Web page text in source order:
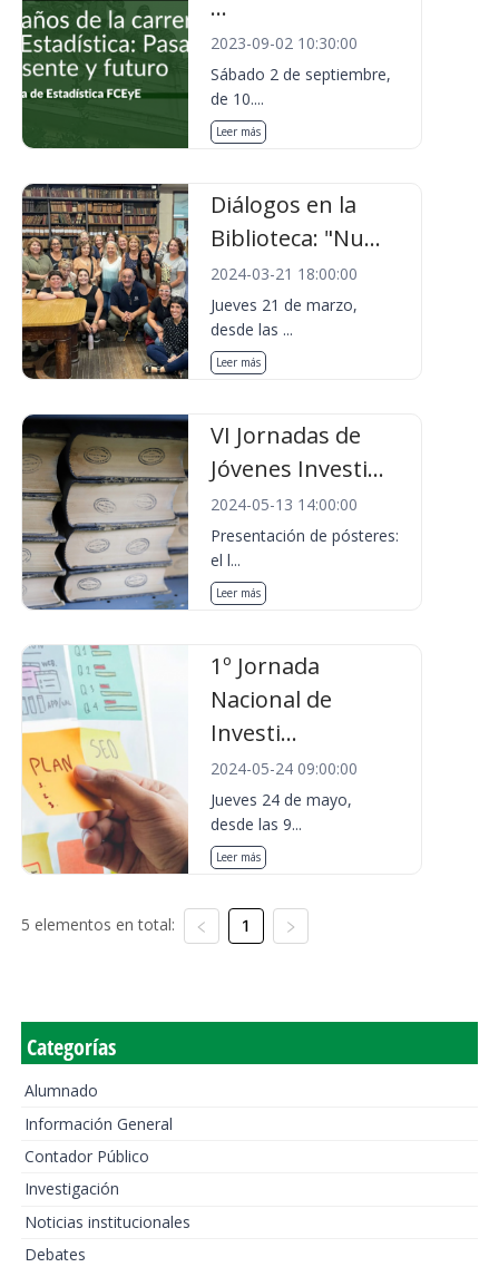
...
2023-09-02 10:30:00
Sábado 2 de septiembre,
de 10....
Leer más
Diálogos en la
Biblioteca: "Nu...
2024-03-21 18:00:00
Jueves 21 de marzo,
desde las ...
Leer más
VI Jornadas de
Jóvenes Investi...
2024-05-13 14:00:00
Presentación de pósteres:
el l...
Leer más
1º Jornada
Nacional de
Investi...
2024-05-24 09:00:00
Jueves 24 de mayo,
desde las 9...
Leer más
5 elementos en total: 1
Categorías
Alumnado
Información General
Contador Público
Investigación
Noticias institucionales
Debates